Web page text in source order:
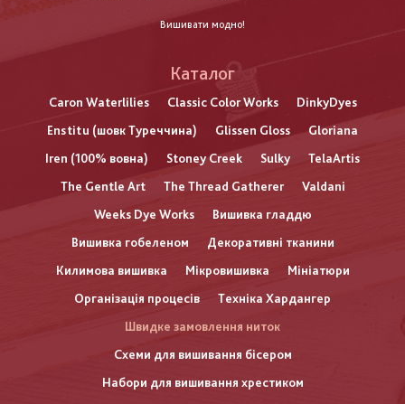
Вишивати модно!
Каталог
Caron Waterlilies Classic Color Works
DinkyDyes
Enstitu (шовк Туреччина)
Glissen Gloss
Gloriana
Iren (100% вовна)
Stoney Creek Sulky
TelaArtis
The Gentle Art
The Thread Gatherer
Valdani
Weeks Dye Works
Вишивка гладдю
Вишивка гобеленом
Декоративні тканини
Килимова вишивка
Мікровишивка
Мініатюри
Організація процесів
Техніка Хардангер
Швидке замовлення ниток
Схеми для вишивання бісером
Набори для вишивання хрестиком